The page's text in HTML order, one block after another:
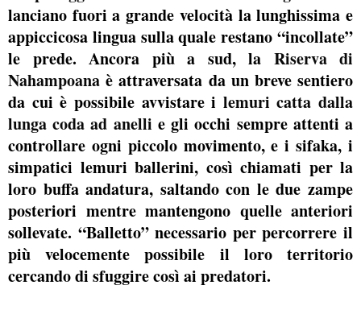
lanciano fuori a grande velocità la lunghissima e
appiccicosa lingua sulla quale restano “incollate”
le prede. Ancora più a sud, la Riserva di
Nahampoana è attraversata da un breve sentiero
da cui è possibile avvistare i lemuri catta dalla
lunga coda ad anelli e gli occhi sempre attenti a
controllare ogni piccolo movimento, e i sifaka, i
simpatici lemuri ballerini, così chiamati per la
loro buffa andatura, saltando con le due zampe
posteriori mentre mantengono quelle anteriori
sollevate. “Balletto” necessario per percorrere il
più velocemente possibile il loro territorio
cercando di sfuggire così ai predatori.